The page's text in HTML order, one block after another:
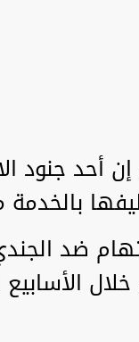
أحد جنود
ضد